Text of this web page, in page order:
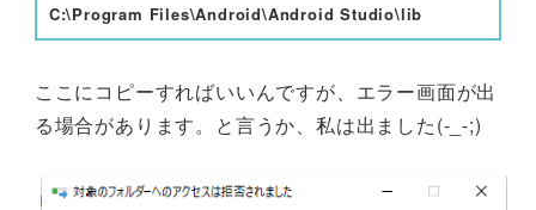
C:\Program Files\Android\Android Studio\lib
ここにコピーすればいいんですが、エラー画面が出
る場合があります。と言うか、私は出ました(-_-;)